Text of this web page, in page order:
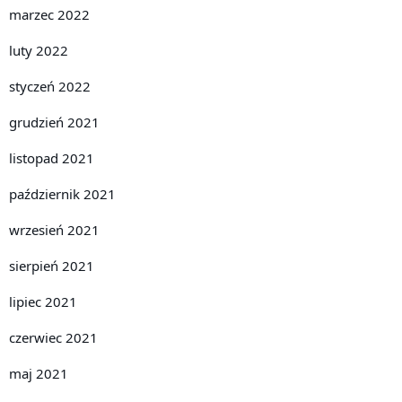
marzec 2022
luty 2022
styczeń 2022
grudzień 2021
listopad 2021
październik 2021
wrzesień 2021
sierpień 2021
lipiec 2021
czerwiec 2021
maj 2021